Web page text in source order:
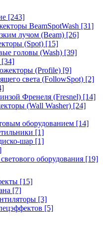
[243]
BeamSpotWash [31]
лучом (Beam) [26]
(Spot) [15]
головы (Wash) [39]
[34]
(Profile) [9]
света (FollowSpot) [2]
Френеля (Fresnel) [14]
(Wall Washer) [24]
оборудованием [14]
[1]
шар [1]
оборудования [19]
[15]
[7]
[3]
[5]